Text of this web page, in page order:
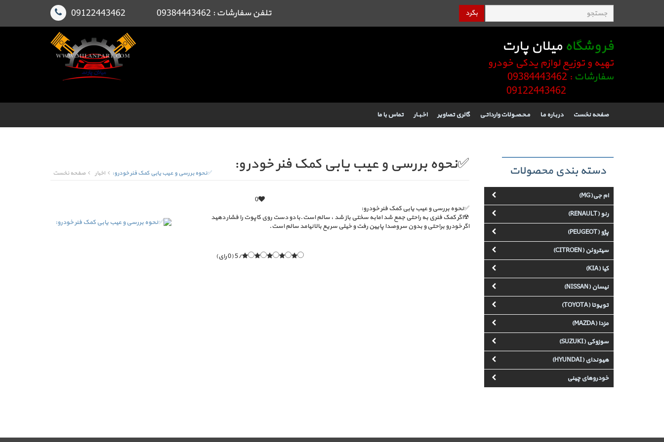
بگرد تلفن سفارشات : 09384443462 09122443462
فروشگاه میلان پارت
تهیه و توزیع لوازم یدکی خودرو
سفارشات : 09384443462
صفحه نخست دربـاره مـا مـحـصـولات وارداتـی گالری تصاویر اخـبــار تماس با ما
دسته بندی محصولات
ام جی(MG)
رنو (RENAULT)
پژو (PEUGEOT)
سیتروئن (CITROEN)
کیا (KIA)
نیسان (NISSAN)
تویوتا (TOYOTA)
مزدا (MAZDA)
سوزوکی (SUZUKI)
هیوندای (HYUNDAI)
خودروهای چینی
✅نحوه بررسی و عیب یابی کمک فنر خودرو: صفحه نخست اخبار ✅نحوه بررسی و عیب یابی کمک فنر خودرو:
0
✅نحوه بررسی و عیب یابی کمک فنر خودرو:
☢اگر کمک فنری به راحتی جمع شد امابه سختی باز شد ، سالم است.با دو دست روی کاپوت را فشار دهید
اگر خودرو براحتی و بدون سر وصدا پایین رفت و خیلی سریع بالانیامد سالم است.
/5 (0 رای)